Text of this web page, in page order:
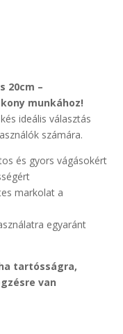
20cm –
munkához!
ideális választás
számára.
és gyors vágásokért
markolat a
egyaránt
tartósságra,
van